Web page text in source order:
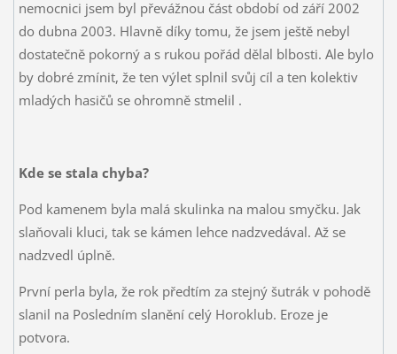
nemocnici jsem byl převážnou část období od září 2002
do dubna 2003. Hlavně díky tomu, že jsem ještě nebyl
dostatečně pokorný a s rukou pořád dělal blbosti. Ale bylo
by dobré zmínit, že ten výlet splnil svůj cíl a ten kolektiv
mladých hasičů se ohromně stmelil .
Kde se stala chyba?
Pod kamenem byla malá skulinka na malou smyčku. Jak
slaňovali kluci, tak se kámen lehce nadzvedával. Až se
nadzvedl úplně.
První perla byla, že rok předtím za stejný šutrák v pohodě
slanil na Posledním slanění celý Horoklub. Eroze je
potvora.